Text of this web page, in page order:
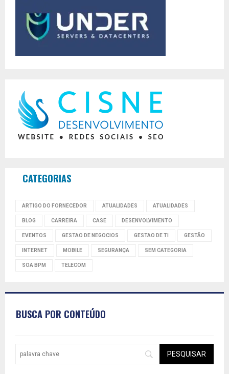
CATEGORIAS
ARTIGO DO FORNECEDOR ATUALIDADES ATUALIDADES
BLOG CARREIRA CASE DESENVOLVIMENTO
EVENTOS GESTAO DE NEGOCIOS GESTAO DE TI GESTÃO
INTERNET MOBILE SEGURANÇA SEM CATEGORIA
SOA BPM TELECOM
BUSCA POR CONTEÚDO